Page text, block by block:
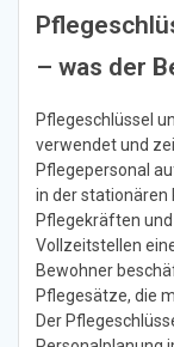
– was der
Pflegeschlüssel
verwendet und
Pflegepersonal
in der stationären
Pflegekräften
Vollzeitstellen
Bewohner
Pflegesätze, die
Der